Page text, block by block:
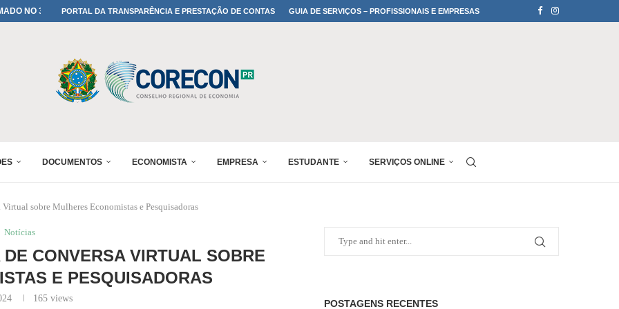
A TODOS OS PAIS!PORTAL DA TRANSPARÊNCIA E PRESTAÇÃO DE CONTAS GUIA DE SERVIÇOS – PROFISSIONAIS E EMPRESAS
DOCUMENTOS ECONOMISTA EMPRESA ESTUDANTE SERVIÇOS ONLINE
sobre Mulheres Economistas e Pesquisadoras
Notícias
CONVERSA VIRTUAL SOBRE
E PESQUISADORAS
165views POSTAGENS RECENTES